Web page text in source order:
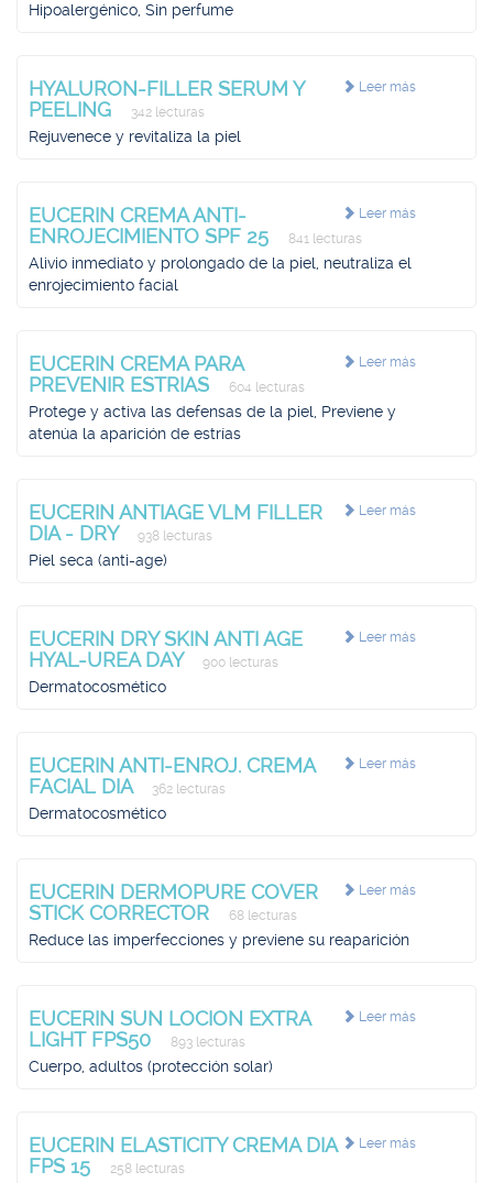
Hipoalergénico, Sin perfume
Leer más
HYALURON-FILLER SERUM Y
PEELING
342 lecturas
Rejuvenece y revitaliza la piel
Leer más
EUCERIN CREMA ANTI-
ENROJECIMIENTO SPF 25
841 lecturas
Alivio inmediato y prolongado de la piel, neutraliza el
enrojecimiento facial
Leer más
EUCERIN CREMA PARA
PREVENIR ESTRIAS
604 lecturas
Protege y activa las defensas de la piel, Previene y
atenúa la aparición de estrías
Leer más
EUCERIN ANTIAGE VLM FILLER
DIA - DRY
938 lecturas
Piel seca (anti-age)
Leer más
EUCERIN DRY SKIN ANTI AGE
HYAL-UREA DAY
900 lecturas
Dermatocosmético
Leer más
EUCERIN ANTI-ENROJ. CREMA
FACIAL DIA
362 lecturas
Dermatocosmético
Leer más
EUCERIN DERMOPURE COVER
STICK CORRECTOR
68 lecturas
Reduce las imperfecciones y previene su reaparición
Leer más
EUCERIN SUN LOCION EXTRA
LIGHT FPS50
893 lecturas
Cuerpo, adultos (protección solar)
Leer más
EUCERIN ELASTICITY CREMA DIA
FPS 15
258 lecturas